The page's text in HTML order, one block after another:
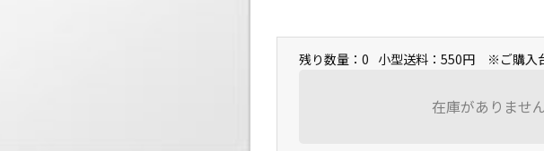
残り数量：0 小型送料：550円 ※ご購入
在庫がありませ